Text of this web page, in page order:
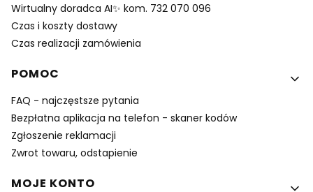
Wirtualny doradca AI✨ kom. 732 070 096
Czas i koszty dostawy
Czas realizacji zamówienia
POMOC
FAQ - najczęstsze pytania
Bezpłatna aplikacja na telefon - skaner kodów
Zgłoszenie reklamacji
Zwrot towaru, odstapienie
MOJE KONTO